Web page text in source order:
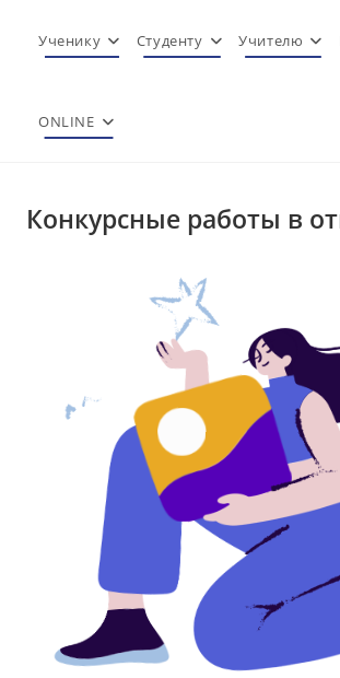
Ученику Студенту Учителю
ONLINE
Конкурсные работы в